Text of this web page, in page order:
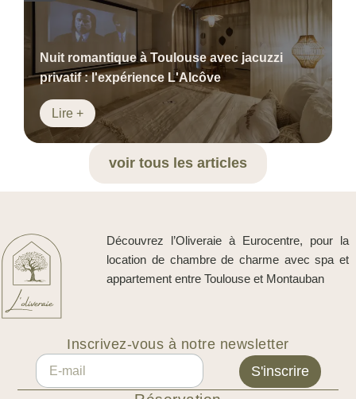
Nuit romantique à Toulouse avec jacuzzi
privatif : l'expérience L'Alcôve
Lire +
voir tous les articles
Découvrez l’Oliveraie à Eurocentre, pour la
location de chambre de charme avec spa et
appartement entre Toulouse et Montauban
Inscrivez-vous à notre newsletter
S'inscrire